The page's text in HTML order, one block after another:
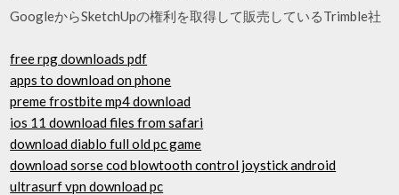
GoogleからSketchUpの権利を取得して販売しているTrimble社
free rpg downloads pdf
apps to download on phone
preme frostbite mp4 download
ios 11 download files from safari
download diablo full old pc game
download sorse cod blowtooth control joystick android
ultrasurf vpn download pc